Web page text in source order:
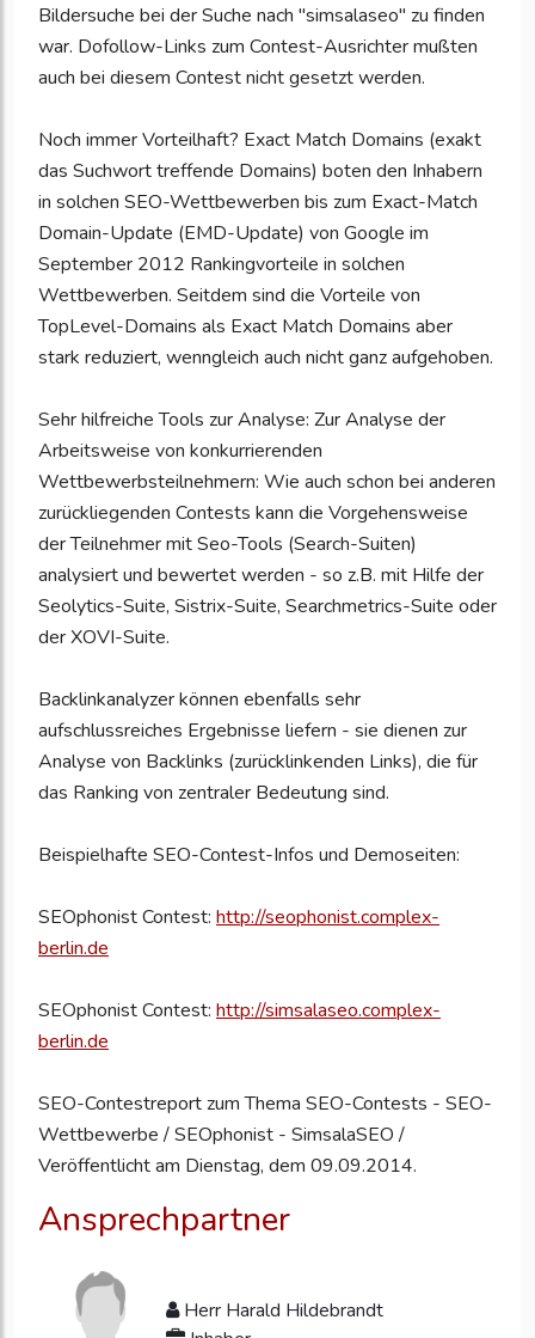
Bildersuche bei der Suche nach "simsalaseo" zu finden
war. Dofollow-Links zum Contest-Ausrichter mußten
auch bei diesem Contest nicht gesetzt werden.
Noch immer Vorteilhaft? Exact Match Domains (exakt
das Suchwort treffende Domains) boten den Inhabern
in solchen SEO-Wettbewerben bis zum Exact-Match
Domain-Update (EMD-Update) von Google im
September 2012 Rankingvorteile in solchen
Wettbewerben. Seitdem sind die Vorteile von
TopLevel-Domains als Exact Match Domains aber
stark reduziert, wenngleich auch nicht ganz aufgehoben.
Sehr hilfreiche Tools zur Analyse: Zur Analyse der
Arbeitsweise von konkurrierenden
Wettbewerbsteilnehmern: Wie auch schon bei anderen
zurückliegenden Contests kann die Vorgehensweise
der Teilnehmer mit Seo-Tools (Search-Suiten)
analysiert und bewertet werden - so z.B. mit Hilfe der
Seolytics-Suite, Sistrix-Suite, Searchmetrics-Suite oder
der XOVI-Suite.
Backlinkanalyzer können ebenfalls sehr
aufschlussreiches Ergebnisse liefern - sie dienen zur
Analyse von Backlinks (zurücklinkenden Links), die für
das Ranking von zentraler Bedeutung sind.
Beispielhafte SEO-Contest-Infos und Demoseiten:
SEOphonist Contest: http://seophonist.complex-
berlin.de
SEOphonist Contest: http://simsalaseo.complex-
berlin.de
SEO-Contestreport zum Thema SEO-Contests - SEO-
Wettbewerbe / SEOphonist - SimsalaSEO /
Veröffentlicht am Dienstag, dem 09.09.2014.
Ansprechpartner
Herr Harald Hildebrandt